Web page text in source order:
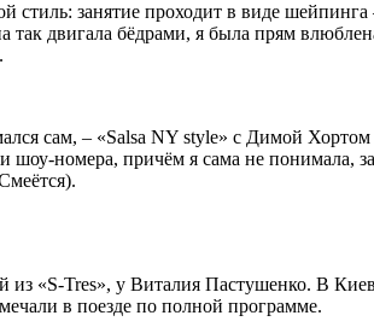
занятие проходит в виде шейпинга
двигала бёдрами, я была прям
сам, – «Salsa NY style» с Димой
номера, причём я сама не понимала,
«S-Tres», у Виталия Пастушенко. В
в поезде по полной программе.